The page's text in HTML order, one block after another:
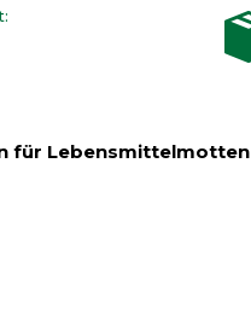
für Lebensmittelmotten